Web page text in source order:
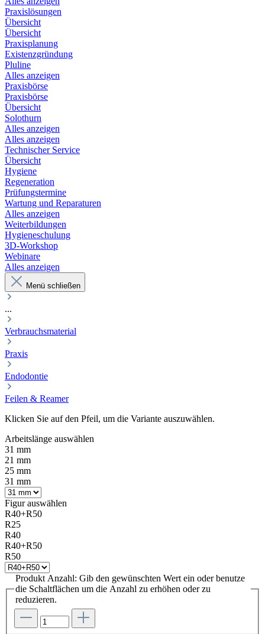
Praxislösungen
Übersicht
Übersicht
Praxisplanung
Existenzgründung
Pluline
Alles anzeigen
Praxisbörse
Praxisbörse
Übersicht
Solothurn
Alles anzeigen
Alles anzeigen
Technischer Service
Übersicht
Hygiene
Regeneration
Prüfungstermine
Wartung und Reparaturen
Alles anzeigen
Weiterbildungen
Hygieneschulung
3D-Workshop
Webinare
Alles anzeigen
Menü schließen
...
Verbrauchsmaterial
Praxis
Endodontie
Feilen & Reamer
Klicken Sie auf den Pfeil, um die Variante auszuwählen.
Arbeitslänge auswählen
31 mm
21 mm
25 mm
31 mm
Figurauswählen
R40+R50
R25
R40
R40+R50
R50
Produkt Anzahl: Gib den gewünschten Wert ein oder benutze
die Schaltflächen um die Anzahl zu erhöhen oder zu
reduzieren.